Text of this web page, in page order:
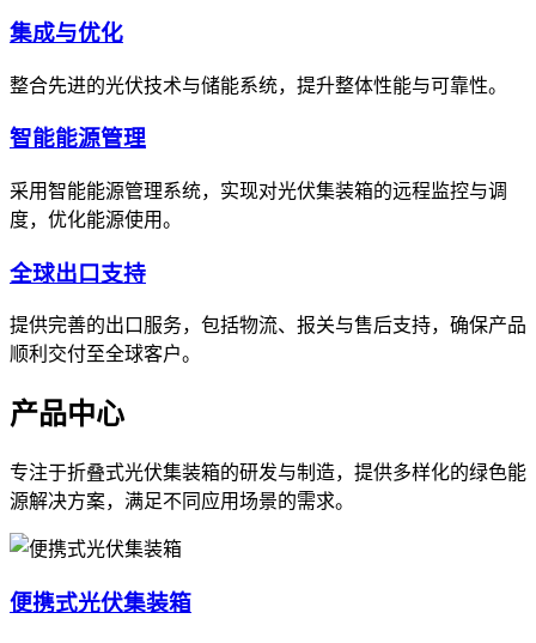
集成与优化
整合先进的光伏技术与储能系统，提升整体性能与可靠性。
智能能源管理
采用智能能源管理系统，实现对光伏集装箱的远程监控与调
度，优化能源使用。
全球出口支持
提供完善的出口服务，包括物流、报关与售后支持，确保产品
顺利交付至全球客户。
产品中心
专注于折叠式光伏集装箱的研发与制造，提供多样化的绿色能
源解决方案，满足不同应用场景的需求。
便携式光伏集装箱